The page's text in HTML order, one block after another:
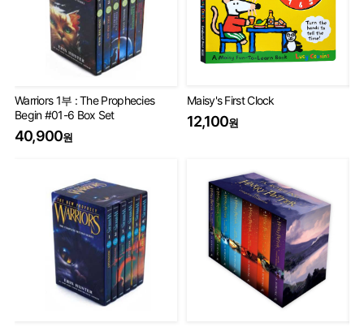
Warriors 1부 : The Prophecies
Begin #01-6 Box Set
40,900원
Maisy's First Clock
12,100원